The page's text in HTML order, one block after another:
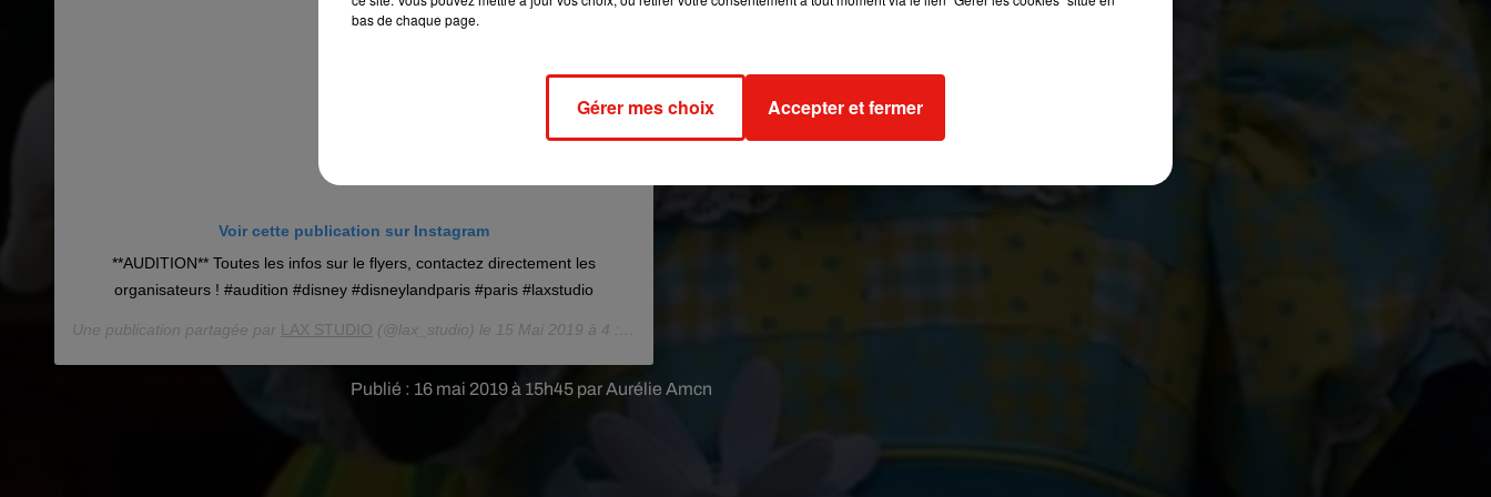
Publié : 16 mai 2019 à 15h45 par Aurélie Amcn
Voir cette publication sur Instagram
**AUDITION** Toutes les infos sur le flyers, contactez directement les
organisateurs ! #audition #disney #disneylandparis #paris #laxstudio
Une publication partagée par LAX STUDIO (@lax_studio) le 15 Mai 2019 à 4 :04 PDT
bas de chaque page.
Gérer mes choix Accepter et fermer